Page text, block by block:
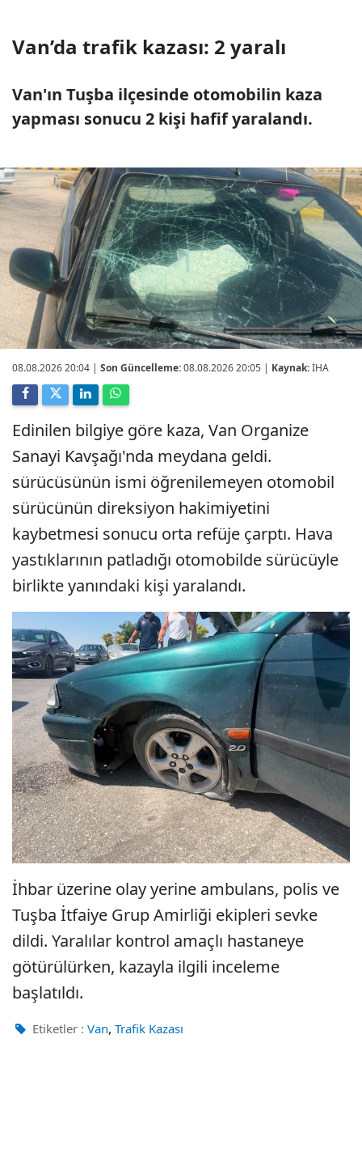
Van’da trafik kazası: 2 yaralı
Van'ın Tuşba ilçesinde otomobilin kaza
yapması sonucu 2 kişi hafif yaralandı.
08.08.2026 20:04 | Son Güncelleme:08.08.2026 20:05 | Kaynak:İHA
Edinilen bilgiye göre kaza, Van Organize
Sanayi Kavşağı'nda meydana geldi.
sürücüsünün ismi öğrenilemeyen otomobil
sürücünün direksiyon hakimiyetini
kaybetmesi sonucu orta refüje çarptı. Hava
yastıklarının patladığı otomobilde sürücüyle
birlikte yanındaki kişi yaralandı.
İhbar üzerine olay yerine ambulans, polis ve
Tuşba İtfaiye Grup Amirliği ekipleri sevke
dildi. Yaralılar kontrol amaçlı hastaneye
götürülürken, kazayla ilgili inceleme
başlatıldı.
Etiketler : Van, Trafik Kazası